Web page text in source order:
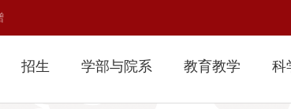
招生 学部与院系 教育教学 科